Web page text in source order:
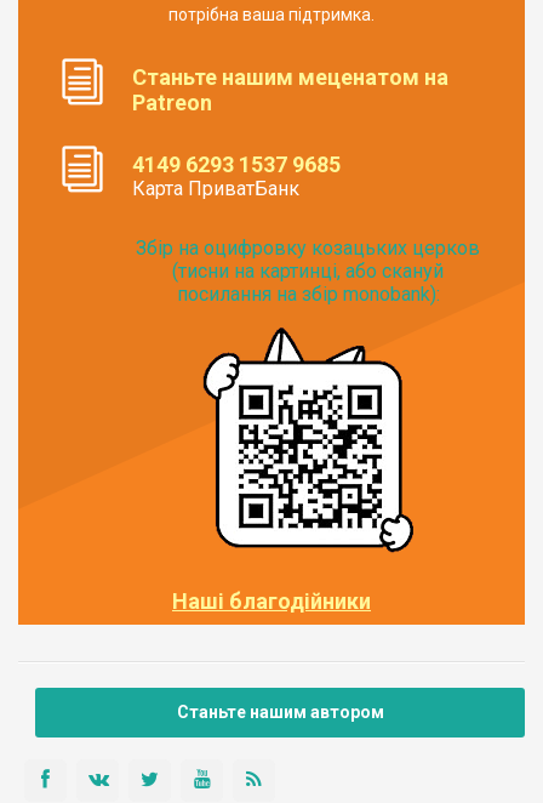
потрібна ваша підтримка.
Станьте нашим меценатом на
Patreon
4149 6293 1537 9685
Карта ПриватБанк
Збір на оцифровку козацьких церков
(тисни на картинці, або скануй
посилання на збір monobank):
Наші благодійники
Станьте нашим автором